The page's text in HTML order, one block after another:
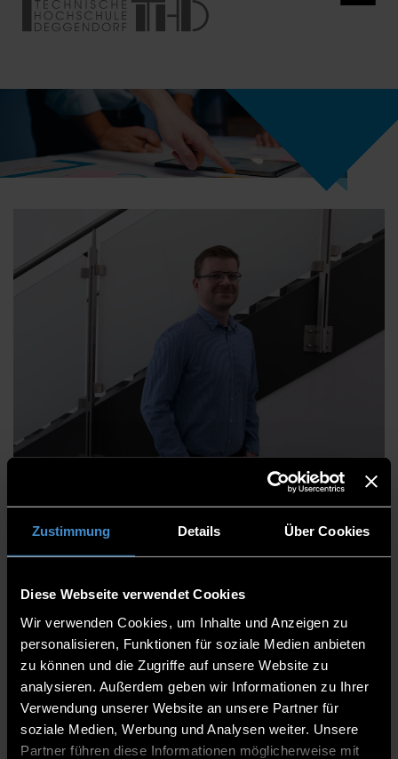
Zustimmung Details Über Cookies
Diese Webseite verwendet Cookies
Wir verwenden Cookies, um Inhalte und Anzeigen zu
personalisieren, Funktionen für soziale Medien anbieten
zu können und die Zugriffe auf unsere Website zu
analysieren. Außerdem geben wir Informationen zu Ihrer
Verwendung unserer Website an unsere Partner für
soziale Medien, Werbung und Analysen weiter. Unsere
Partner führen diese Informationen möglicherweise mit
Johannes Käsbauer, M.Sc.
Zentrum für angewandte Forschung
TC Parsberg/Lupburg
Wissenschaftlicher Mitarbeiter
1.07
09492/8384-107